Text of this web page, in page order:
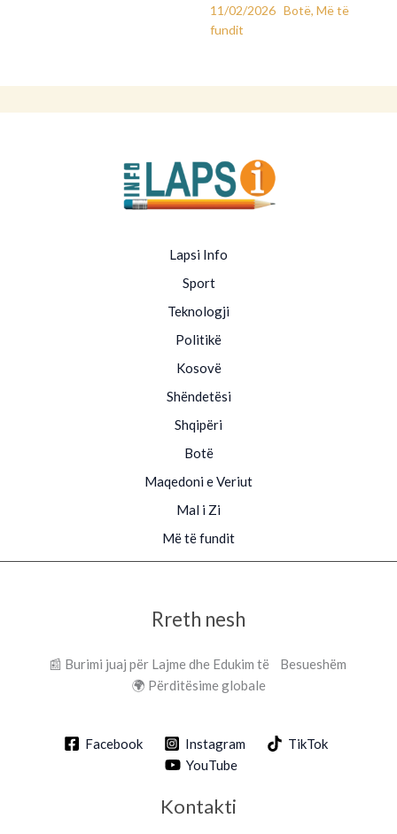
11/02/2026 Botë, Më të
fundit
Lapsi Info
Sport
Teknologji
Politikë
Kosovë
Shëndetësi
Shqipëri
Botë
Maqedoni e Veriut
Mal i Zi
Më të fundit
Rreth nesh
📰 Burimi juaj për Lajme dhe Edukim të Besueshëm
🌍 Përditësime globale
Facebook Instagram
TikTok
YouTube
Kontakti